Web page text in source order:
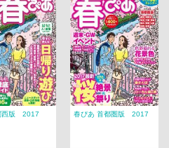
西版 2017 春ぴあ 首都圏版 2017